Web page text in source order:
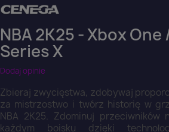
NBA 2K25 - Xbox One
Series X
Dodaj opinie
Zbieraj zwycięstwa, zdobywaj
za mistrzostwo i twórz historię w
NBA 2K25. Zdominuj przeciwników
każdym boisku dzięki